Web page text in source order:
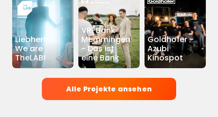
Liebherr -
We are
TheLAB!
VR-Bank
Memmingen
- Das ist
eine Bank
Goldhofer -
Azubi
Kinospot
Alle Projekte ansehen